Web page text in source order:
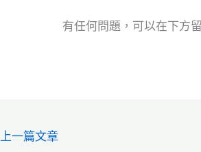
有任何問題，可以在下方
上一篇文章